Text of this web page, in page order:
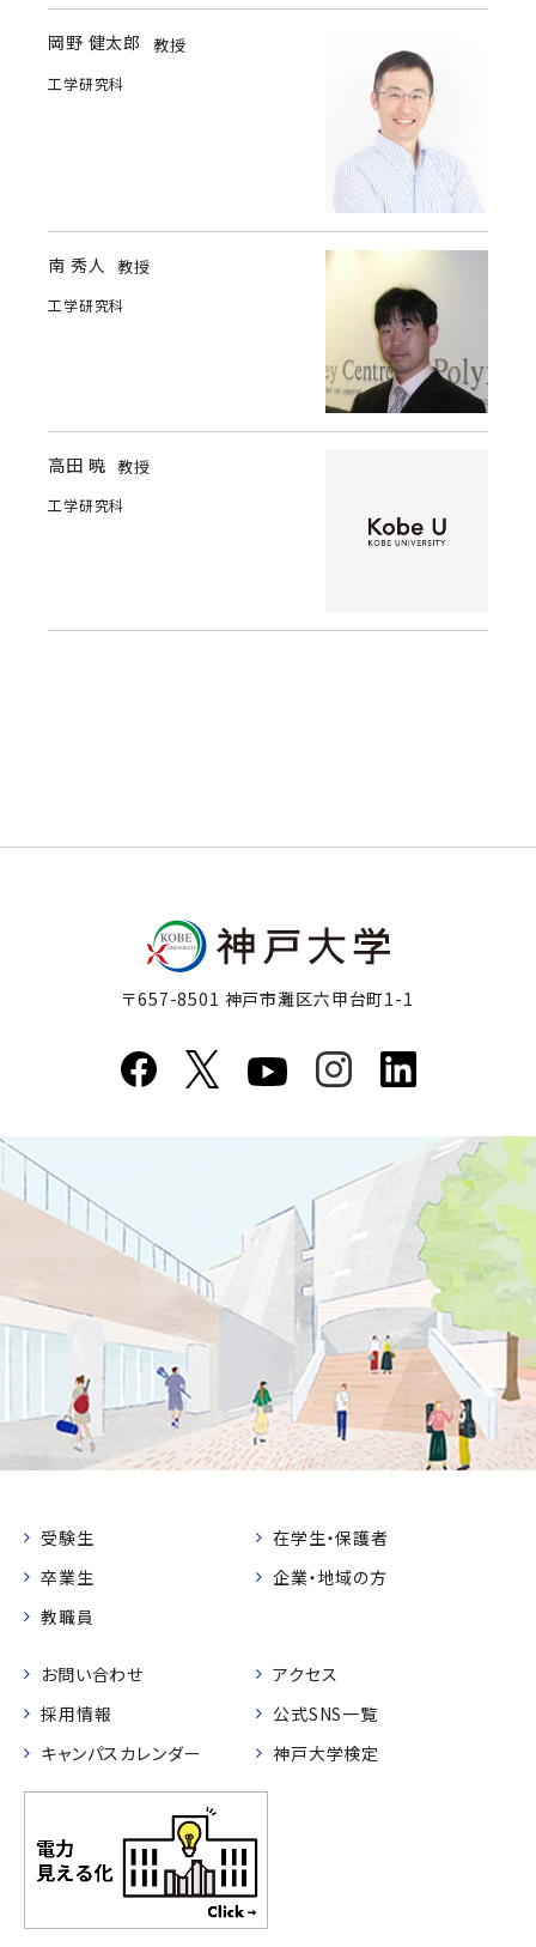
岡野 健太郎 教授
工学研究科
南 秀人 教授
工学研究科
高田 暁 教授
工学研究科
〒657-8501 神戸市灘区六甲台町1-1
受験生
在学生・保護者
卒業生
企業・地域の方
教職員
お問い合わせ
アクセス
採用情報
公式SNS一覧
キャンパスカレンダー
神戸大学検定